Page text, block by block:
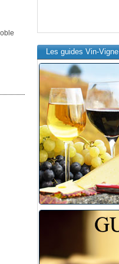
Les guides Vin-Vigne